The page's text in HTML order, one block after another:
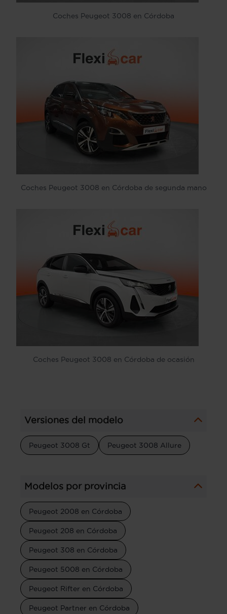
Coches Peugeot 3008 en Córdoba
Coches Peugeot 3008 en Córdoba de segunda mano
Coches Peugeot 3008 en Córdoba de ocasión
Versiones del modelo
Peugeot 3008 Gt Peugeot 3008 Allure
Modelos por provincia
Peugeot 2008 en Córdoba
Peugeot 208 en Córdoba
Peugeot 308 en Córdoba
Peugeot 5008 en Córdoba
Peugeot Rifter en Córdoba
Peugeot Partner en Córdoba